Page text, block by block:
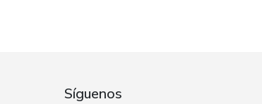
Síguenos